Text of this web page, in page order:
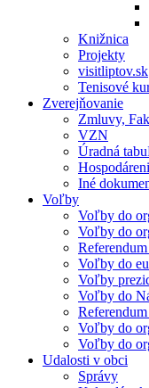
Knižnica
Projekty
visitliptov.sk
Tenisové
Zverejňovanie
Zmluvy,
VZN
Úradná
Iné
Voľby
Voľby do
Voľby do
Voľby do
Voľby
Voľby do
Voľby do
Voľby do
Udalosti v obci
Správy